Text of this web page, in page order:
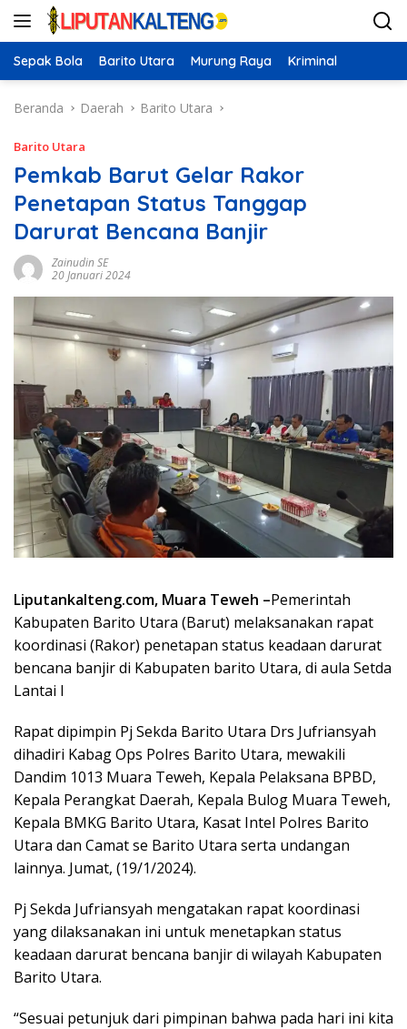
Langsung
Sepak Bola Barito Utara Murung Raya Kriminal
Beranda Daerah Barito Utara
Barito Utara
Pemkab Barut Gelar Rakor
Penetapan Status Tanggap
Darurat Bencana Banjir
Zainudin SE
20 Januari 2024
Liputankalteng.com, Muara Teweh –Pemerintah
Kabupaten Barito Utara (Barut) melaksanakan rapat
koordinasi (Rakor) penetapan status keadaan darurat
bencana banjir di Kabupaten barito Utara, di aula Setda
Lantai I
Rapat dipimpin Pj Sekda Barito Utara Drs Jufriansyah
dihadiri Kabag Ops Polres Barito Utara, mewakili
Dandim 1013 Muara Teweh, Kepala Pelaksana BPBD,
Kepala Perangkat Daerah, Kepala Bulog Muara Teweh,
Kepala BMKG Barito Utara, Kasat Intel Polres Barito
Utara dan Camat se Barito Utara serta undangan
lainnya. Jumat, (19/1/2024).
Pj Sekda Jufriansyah mengatakan rapat koordinasi
yang dilaksanakan ini untuk menetapkan status
keadaan darurat bencana banjir di wilayah Kabupaten
Barito Utara.
“Sesuai petunjuk dari pimpinan bahwa pada hari ini kita